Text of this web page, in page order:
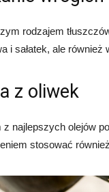
rodzajem
i sałatek, ale
z oliwek
z najlepszych olejów
stosować